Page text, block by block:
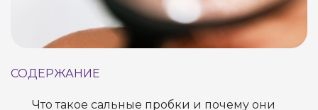
СОДЕРЖАНИЕ
Что такое сальные пробки и почему они